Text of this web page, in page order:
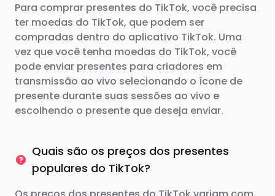
Para comprar presentes do TikTok, você precisa
ter moedas do TikTok, que podem ser
compradas dentro do aplicativo TikTok. Uma
vez que você tenha moedas do TikTok, você
pode enviar presentes para criadores em
transmissão ao vivo selecionando o ícone de
presente durante suas sessões ao vivo e
escolhendo o presente que deseja enviar.
Quais são os preços dos presentes
populares do TikTok?